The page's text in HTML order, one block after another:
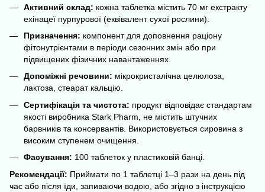
Активний склад: кожна таблетка містить 70 мг екстракту
ехінацеї пурпурової (еквівалент сухої рослини).
Призначення: компонент для доповнення раціону
фітонутрієнтами в періоди сезонних змін або при
підвищених фізичних навантаженнях.
Допоміжні речовини: мікрокристалічна целюлоза,
лактоза, стеарат кальцію.
Сертифікація та чистота: продукт відповідає стандартам
якості виробника Stark Pharm, не містить штучних
барвників та консервантів. Використовується сировина з
високим ступенем очищення.
Фасування: 100 таблеток у пластиковій банці.
Рекомендації: Приймати по 1 таблетці 1–3 рази на день під
час або після їди, запиваючи водою, або згідно з інструкцією